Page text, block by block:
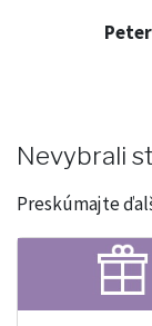
Nevybrali
Preskúmajte